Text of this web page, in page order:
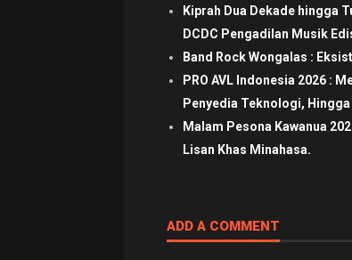
Kiprah Dua Dekade hingga
DCDC Pengadilan Musik
Band Rock Wongalas :
PRO AVL Indonesia 2026 :
Penyedia Teknologi,
Malam Pesona Kawanua
Lisan Khas Minahasa.
ADD A COMMENT